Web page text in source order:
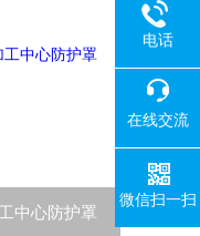
中心防护罩
电话
在线交流
微信扫一扫